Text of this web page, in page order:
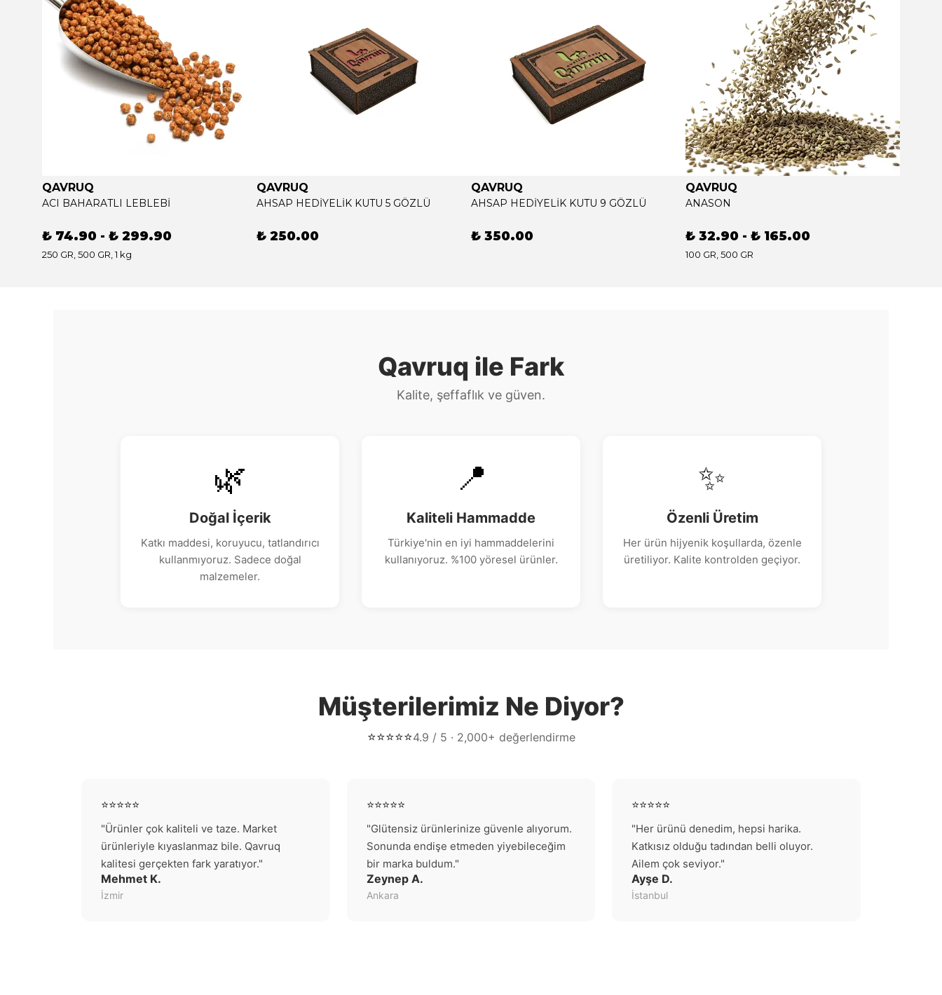
QAVRUQ
ACI BAHARATLI LEBLEBİ
₺ 74.90 - ₺ 299.90
250 GR, 500 GR, 1 kg
QAVRUQ
AHSAP HEDİYELİK KUTU 5 GÖZLÜ
₺ 250.00
QAVRUQ
AHSAP HEDİYELİK KUTU 9 GÖZLÜ
₺ 350.00
QAVRUQ
ANASON
₺ 32.90 - ₺ 165.00
100 GR, 500 GR
Qavruq ile Fark
Kalite, şeffaflık ve güven.
🌿
Doğal İçerik
Katkı maddesi, koruyucu, tatlandırıcı
kullanmıyoruz. Sadece doğal
malzemeler.
📍
Kaliteli Hammadde
Türkiye'nin en iyi hammaddelerini
kullanıyoruz. %100 yöresel ürünler.
✨
Özenli Üretim
Her ürün hijyenik koşullarda, özenle
üretiliyor. Kalite kontrolden geçiyor.
Müşterilerimiz Ne Diyor?
⭐⭐⭐⭐⭐4.9 / 5 · 2,000+ değerlendirme
⭐⭐⭐⭐⭐
"Ürünler çok kaliteli ve taze. Market
ürünleriyle kıyaslanmaz bile. Qavruq
kalitesi gerçekten fark yaratıyor."
Mehmet K.
İzmir
⭐⭐⭐⭐⭐
"Glütensiz ürünlerinize güvenle alıyorum.
Sonunda endişe etmeden yiyebileceğim
bir marka buldum."
Zeynep A.
Ankara
⭐⭐⭐⭐⭐
"Her ürünü denedim, hepsi harika.
Katkısız olduğu tadından belli oluyor.
Ailem çok seviyor."
Ayşe D.
İstanbul